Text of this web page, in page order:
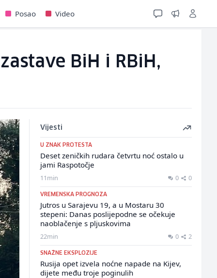
Posao Video
BiH i RBiH,
Vijesti
U ZNAK PROTESTA
Deset zeničkih rudara četvrtu noć ostalo u
jami Raspotočje
11min 0 0
VREMENSKA PROGNOZA
Jutros u Sarajevu 19, a u Mostaru 30
stepeni: Danas poslijepodne se očekuje
naoblačenje s pljuskovima
22min 0 2
SNAŽNE EKSPLOZIJE
Rusija opet izvela noćne napade na Kijev,
dijete među troje poginulih